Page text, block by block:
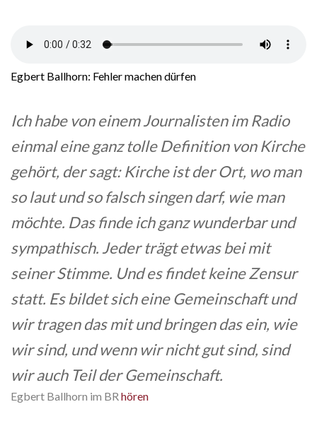
Egbert Ballhorn: Fehler machen dürfen
Ich habe von einem Journalisten im Radio
einmal eine ganz tolle Definition von Kirche
gehört, der sagt: Kirche ist der Ort, wo man
so laut und so falsch singen darf, wie man
möchte. Das finde ich ganz wunderbar und
sympathisch. Jeder trägt etwas bei mit
seiner Stimme. Und es findet keine Zensur
statt. Es bildet sich eine Gemeinschaft und
wir tragen das mit und bringen das ein, wie
wir sind, und wenn wir nicht gut sind, sind
wir auch Teil der Gemeinschaft.
Egbert Ballhorn im BR hören